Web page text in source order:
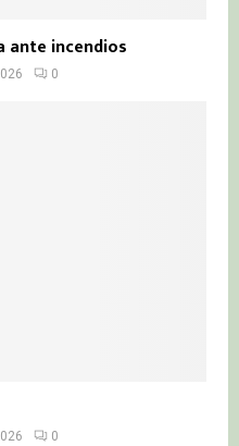
ante incendios
0
0